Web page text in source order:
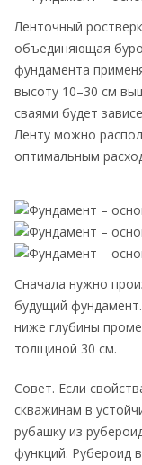
Ленточный
объединяющая
фундамента
высоту 10–30 см
сваями будет
Ленту можно
оптимальным
Сначала нужно
будущий
ниже глубины
толщиной 30 см.
Совет. Если
скважинам в
рубашку из
функций. Рубероид